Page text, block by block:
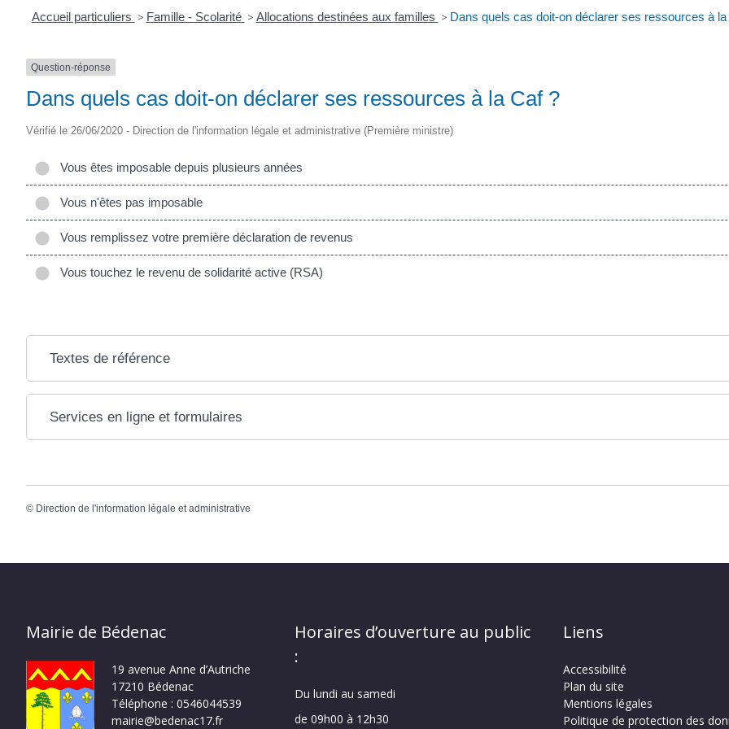
Accueil particuliers > Famille - Scolarité > Allocations destinées aux familles > Dans quels cas doit-on déclarer ses ressources à la
Question-réponse
Dans quels cas doit-on déclarer ses ressources à la Caf ?
Vérifié le 26/06/2020 - Direction de l'information légale et administrative (Première ministre)
Vous êtes imposable depuis plusieurs années
Vous n'êtes pas imposable
Vous remplissez votre première déclaration de revenus
Vous touchez le revenu de solidarité active (RSA)
Textes de référence
Services en ligne et formulaires
© Direction de l'information légale et administrative
Mairie de Bédenac
19 avenue Anne d’Autriche
17210 Bédenac
Téléphone : 0546044539
mairie@bedenac17.fr
Horaires d’ouverture au public
:
Du lundi au samedi
de 09h00 à 12h30
Liens
Accessibilité
Plan du site
Mentions légales
Politique de protection des